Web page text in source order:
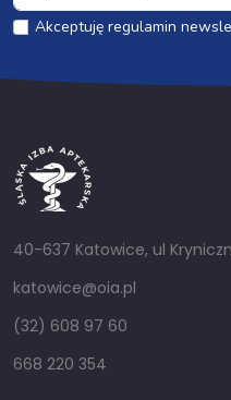
Akceptuję regulamin
40-637 Katowice, ul
katowice@oia.pl
(32) 608 97 60
668 220 354